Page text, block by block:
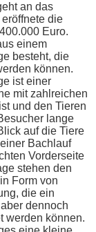
an das
die
Euro.
einem
besteht, die
können.
ist einer
mit zahlreichen
und den Tieren
lange
auf die Tiere
Bachlauf
Vorderseite
stehen den
Form von
die ein
dennoch
werden können.